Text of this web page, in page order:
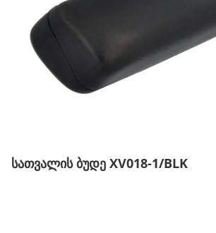
სათვალის ბუდე XV018-1/BLK